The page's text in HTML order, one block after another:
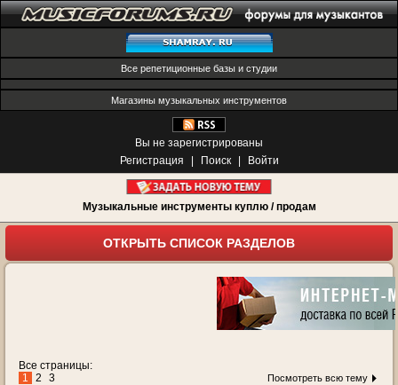
Все репетиционные базы и студии
Магазины музыкальных инструментов
Вы не зарегистрированы
Регистрация
Поиск Войти
Музыкальные инструменты куплю / продам
ОТКРЫТЬ СПИСОК РАЗДЕЛОВ
Все страницы:
1
2 3 Посмотреть всю тему